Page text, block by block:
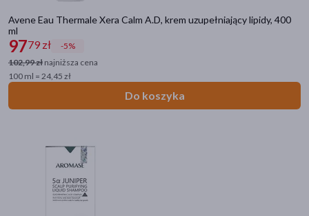
Avene Eau Thermale Xera Calm A.D, krem uzupełniający lipidy, 400
ml
9779 zł
-5%
102,99 zł najniższa cena
100 ml = 24,45 zł
Do koszyka